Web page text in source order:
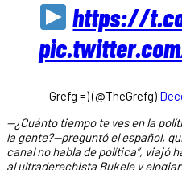
https://
— Grefg =) (@TheGrefg)
—¿Cuánto tiempo te ves en la
la gente?—preguntó el español,
canal no habla de política”, viajó
al ultraderechista Bukele y